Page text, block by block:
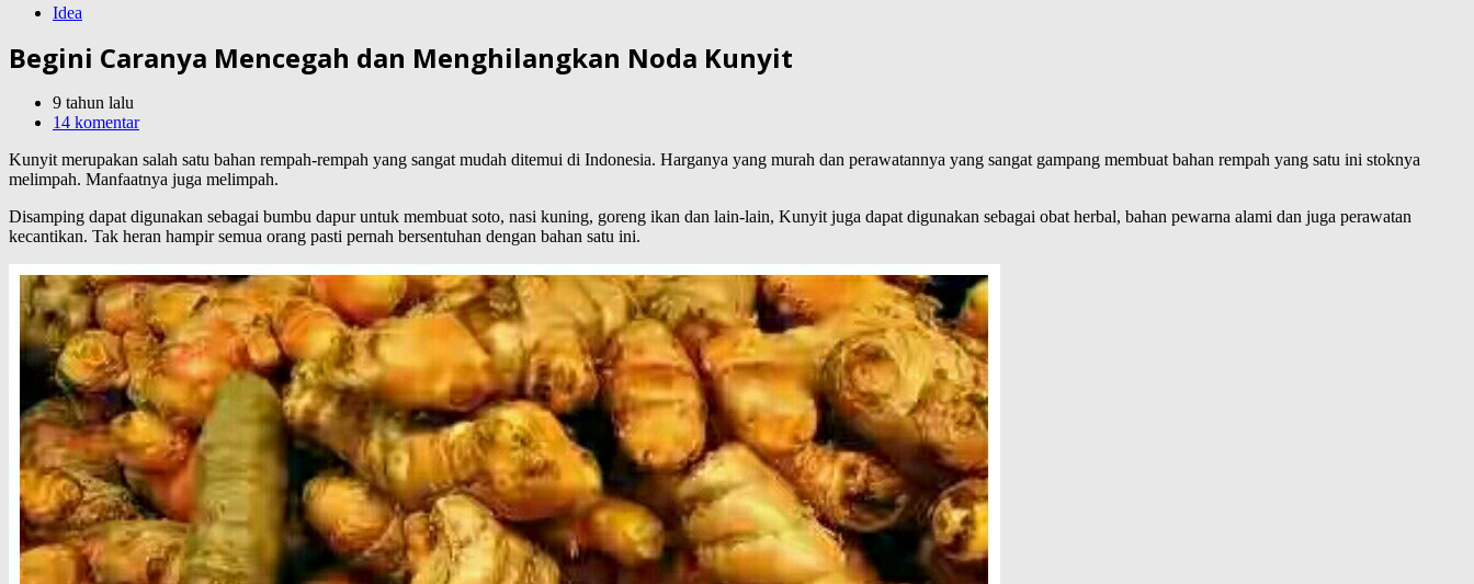
Idea
Begini Caranya Mencegah dan Menghilangkan Noda Kunyit
9 tahun lalu
14 komentar
Kunyit merupakan salah satu bahan rempah-rempah yang sangat mudah ditemui di Indonesia. Harganya yang murah dan perawatannya yang sangat gampang membuat bahan rempah yang satu ini stoknya
melimpah. Manfaatnya juga melimpah.
Disamping dapat digunakan sebagai bumbu dapur untuk membuat soto, nasi kuning, goreng ikan dan lain-lain, Kunyit juga dapat digunakan sebagai obat herbal, bahan pewarna alami dan juga perawatan
kecantikan. Tak heran hampir semua orang pasti pernah bersentuhan dengan bahan satu ini.